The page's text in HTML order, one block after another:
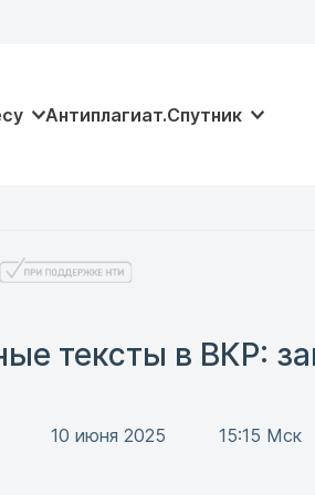
Антиплагиат.Спутник
тексты в ВКР:
10 июня 2025 15:15 Мск